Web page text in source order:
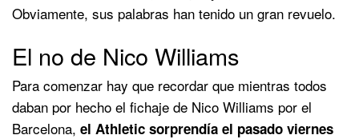
Obviamente, sus palabras han tenido un gran revuelo.
El no de Nico Williams
Para comenzar hay que recordar que mientras todos
daban por hecho el fichaje de Nico Williams por el
Barcelona, el Athletic sorprendía el pasado viernes